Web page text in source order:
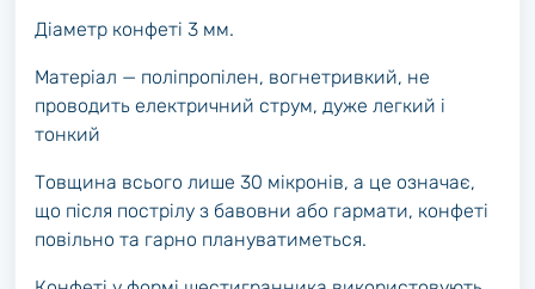
Діаметр конфеті 3 мм.
Матеріал — поліпропілен, вогнетривкий, не
проводить електричний струм, дуже легкий і
тонкий
Товщина всього лише 30 мікронів, а це означає,
що після пострілу з бавовни або гармати, конфеті
повільно та гарно плануватиметься.